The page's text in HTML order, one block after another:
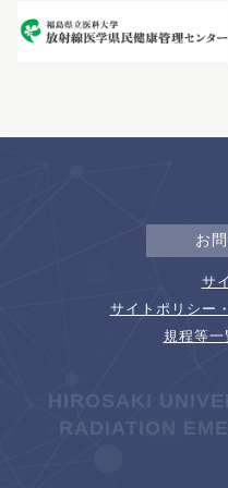
お
サ
サイトポリシー
規程等一
HIROSAKI
RADIATION